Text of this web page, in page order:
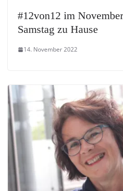
#12von12 im
Samstag zu Hause
14. November 2022